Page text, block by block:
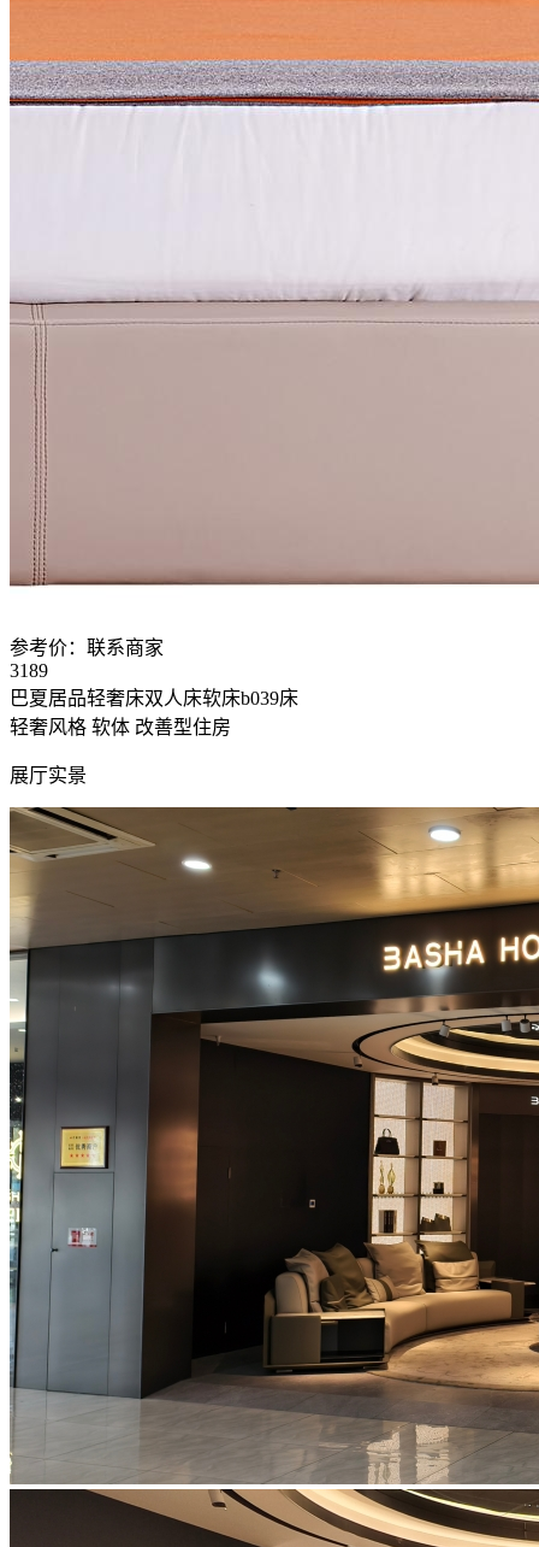
参考价： 联系商家
3189
巴夏居品轻奢床双人床软床b039床
轻奢风格 软体 改善型住房
展厅实景